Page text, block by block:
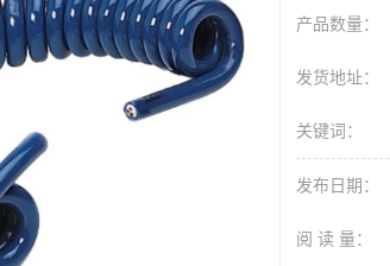
产品数量：
发货地址：
关键词：
发布日期：
阅 读 量：